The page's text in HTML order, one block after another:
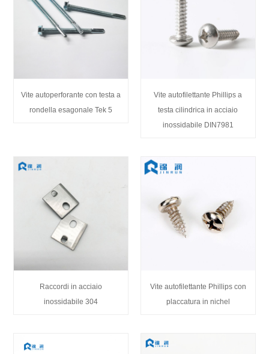
Vite autoperforante con testa a
rondella esagonale Tek 5
Vite autofilettante Phillips a
testa cilindrica in acciaio
inossidabile DIN7981
Raccordi in acciaio
inossidabile 304
Vite autofilettante Phillips con
placcatura in nichel